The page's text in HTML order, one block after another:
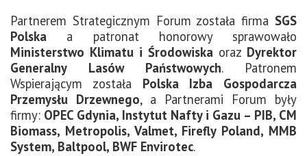
Partnerem Strategicznym Forum została firma SGS
Polska a patronat honorowy sprawowało
Ministerstwo Klimatu i Środowiska oraz Dyrektor
Generalny Lasów Państwowych. Patronem
Wspierającym została Polska Izba Gospodarcza
Przemysłu Drzewnego, a Partnerami Forum były
firmy: OPEC Gdynia, Instytut Nafty i Gazu – PIB, CM
Biomass, Metropolis, Valmet, Firefly Poland, MMB
System, Baltpool, BWF Envirotec.